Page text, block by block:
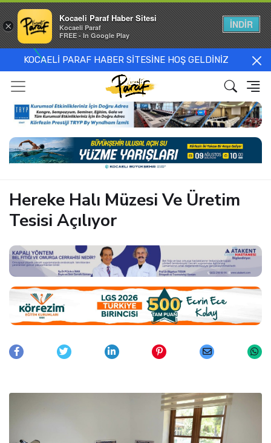
KOCAELİ PARAF HABER SİTESİNE HOŞ GELDİNİZ
Hereke Halı Müzesi Ve Üretim
Tesisi Açılıyor
×
Kocaeli Paraf Haber Sitesi
Kocaeli Paraf
FREE - In Google Play
İNDİR